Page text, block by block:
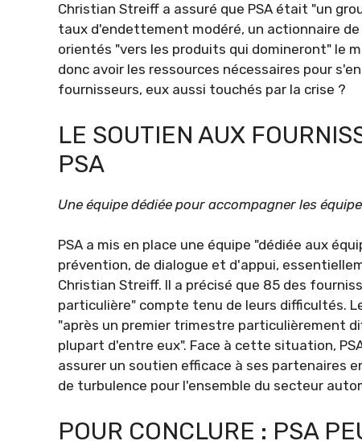
Christian Streiff a assuré que PSA était "un
taux d'endettement modéré, un actionnaire
orientés "vers les produits qui domineront" le
donc avoir les ressources nécessaires pour
fournisseurs, eux aussi touchés par la crise ?
LE SOUTIEN AUX
PSA
Une équipe dédiée pour accompagner les
PSA a mis en place une équipe "dédiée aux
prévention, de dialogue et d'appui,
Christian Streiff. Il a précisé que 85 des
particulière" compte tenu de leurs difficultés.
"après un premier trimestre particulièrement
plupart d'entre eux". Face à cette situation,
assurer un soutien efficace à ses partenaires
de turbulence pour l'ensemble du secteur
POUR CONCLURE : PSA